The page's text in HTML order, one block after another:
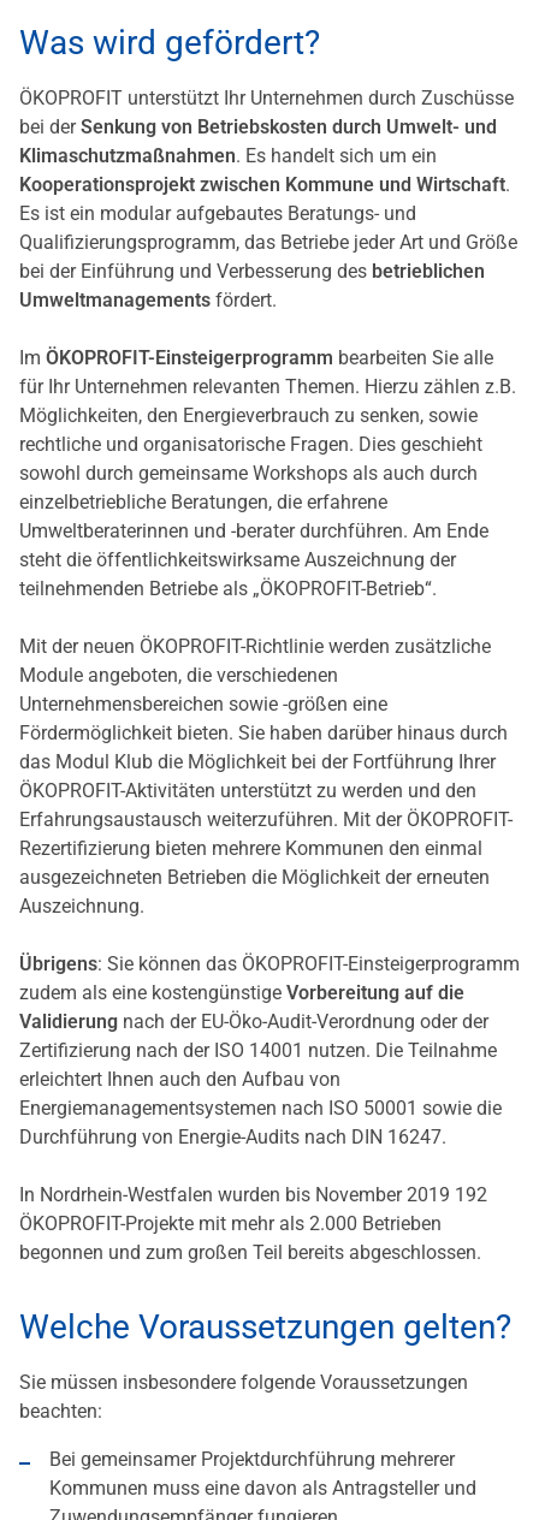
Was wird gefördert?
ÖKOPROFIT unterstützt Ihr Unternehmen durch Zuschüsse
bei derSenkung von Betriebskosten durch Umwelt- und
Klimaschutzmaßnahmen. Es handelt sich um ein
Kooperationsprojekt zwischen Kommune und Wirtschaft.
Es ist ein modular aufgebautes Beratungs- und
Qualifizierungsprogramm, das Betriebe jeder Art und Größe
bei der Einführung und Verbesserung des betrieblichen
Umweltmanagements fördert.
Im ÖKOPROFIT-Einsteigerprogramm bearbeiten Sie alle
für Ihr Unternehmen relevanten Themen. Hierzu zählen z.B.
Möglichkeiten, den Energieverbrauch zu senken, sowie
rechtliche und organisatorische Fragen. Dies geschieht
sowohl durch gemeinsame Workshops als auch durch
einzelbetriebliche Beratungen, die erfahrene
Umweltberaterinnen und -berater durchführen. Am Ende
steht die öffentlichkeitswirksame Auszeichnung der
teilnehmenden Betriebe als „ÖKOPROFIT-Betrieb“.
Mit der neuen ÖKOPROFIT-Richtlinie werden zusätzliche
Module angeboten, die verschiedenen
Unternehmensbereichen sowie -größen eine
Fördermöglichkeit bieten. Sie haben darüber hinaus durch
das Modul Klub die Möglichkeit bei der Fortführung Ihrer
ÖKOPROFIT-Aktivitäten unterstützt zu werden und den
Erfahrungsaustausch weiterzuführen. Mit der ÖKOPROFIT-
Rezertifizierung bieten mehrere Kommunen den einmal
ausgezeichneten Betrieben die Möglichkeit der erneuten
Auszeichnung.
Übrigens: Sie können das ÖKOPROFIT-Einsteigerprogramm
zudem als eine kostengünstige Vorbereitung auf die
Validierung nach der EU-Öko-Audit-Verordnung oder der
Zertifizierung nach der ISO 14001 nutzen. Die Teilnahme
erleichtert Ihnen auch den Aufbau von
Energiemanagementsystemen nach ISO 50001 sowie die
Durchführung von Energie-Audits nach DIN 16247.
In Nordrhein-Westfalen wurden bis November 2019 192
ÖKOPROFIT-Projekte mit mehr als 2.000 Betrieben
begonnen und zum großen Teil bereits abgeschlossen.
Welche Voraussetzungen gelten?
Sie müssen insbesondere folgende Voraussetzungen
beachten:
Bei gemeinsamer Projektdurchführung mehrerer
Kommunen muss eine davon als Antragsteller und